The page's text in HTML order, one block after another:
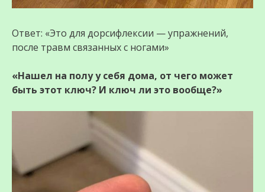
Ответ: «Это для дорсифлексии — упражнений,
после травм связанных с ногами»
«Нашел на полу у себя дома, от чего может
быть этот ключ? И ключ ли это вообще?»